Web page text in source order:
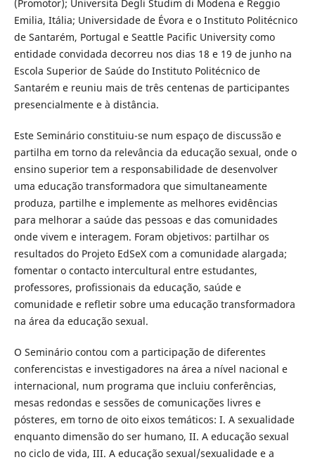
(Promotor); Universita Degli Studim di Modena e Reggio
Emilia, Itália; Universidade de Évora e o Instituto Politécnico
de Santarém, Portugal e Seattle Pacific University como
entidade convidada decorreu nos dias 18 e 19 de junho na
Escola Superior de Saúde do Instituto Politécnico de
Santarém e reuniu mais de três centenas de participantes
presencialmente e à distância.
Este Seminário constituiu-se num espaço de discussão e
partilha em torno da relevância da educação sexual, onde o
ensino superior tem a responsabilidade de desenvolver
uma educação transformadora que simultaneamente
produza, partilhe e implemente as melhores evidências
para melhorar a saúde das pessoas e das comunidades
onde vivem e interagem. Foram objetivos: partilhar os
resultados do Projeto EdSeX com a comunidade alargada;
fomentar o contacto intercultural entre estudantes,
professores, profissionais da educação, saúde e
comunidade e refletir sobre uma educação transformadora
na área da educação sexual.
O Seminário contou com a participação de diferentes
conferencistas e investigadores na área a nível nacional e
internacional, num programa que incluiu conferências,
mesas redondas e sessões de comunicações livres e
pósteres, em torno de oito eixos temáticos: I. A sexualidade
enquanto dimensão do ser humano, II. A educação sexual
no ciclo de vida, III. A educação sexual/sexualidade e a